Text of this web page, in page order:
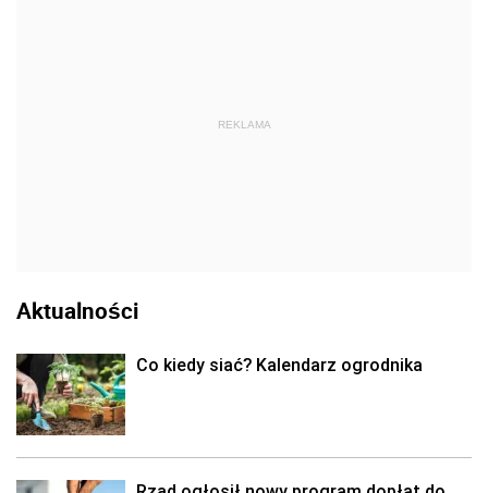
REKLAMA
Aktualności
Co kiedy siać? Kalendarz ogrodnika